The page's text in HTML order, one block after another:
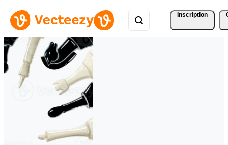
Inscription